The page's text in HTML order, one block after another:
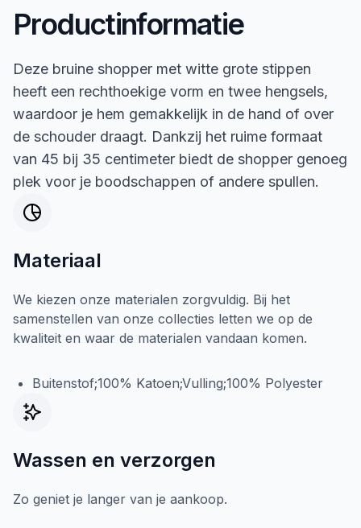
Productinformatie
Deze bruine shopper met witte grote stippen
heeft een rechthoekige vorm en twee hengsels,
waardoor je hem gemakkelijk in de hand of over
de schouder draagt. Dankzij het ruime formaat
van 45 bij 35 centimeter biedt de shopper genoeg
plek voor je boodschappen of andere spullen.
Materiaal
We kiezen onze materialen zorgvuldig. Bij het
samenstellen van onze collecties letten we op de
kwaliteit en waar de materialen vandaan komen.
Buitenstof;100% Katoen;Vulling;100% Polyester
Wassen en verzorgen
Zo geniet je langer van je aankoop.